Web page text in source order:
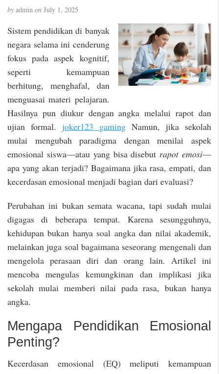
by admin on July 1, 2025
Sistem pendidikan di banyak
negara selama ini cenderung
fokus pada aspek kognitif,
seperti kemampuan
berhitung, menghafal, dan
menguasai materi pelajaran.
Hasilnya pun diukur dengan angka melalui rapot dan
ujian formal. joker123 gaming Namun, jika sekolah
mulai mengubah paradigma dengan menilai aspek
emosional siswa—atau yang bisa disebut rapot emosi—
apa yang akan terjadi? Bagaimana jika rasa, empati, dan
kecerdasan emosional menjadi bagian dari evaluasi?
Perubahan ini bukan semata wacana, tapi sudah mulai
digagas di beberapa tempat. Karena sesungguhnya,
kehidupan bukan hanya soal angka dan nilai akademik,
melainkan juga soal bagaimana seseorang mengenali dan
mengelola perasaan diri dan orang lain. Artikel ini
mencoba mengulas kemungkinan dan implikasi jika
sekolah mulai memberi nilai pada rasa, bukan hanya
angka.
Mengapa Pendidikan Emosional
Penting?
Kecerdasan emosional (EQ) meliputi kemampuan